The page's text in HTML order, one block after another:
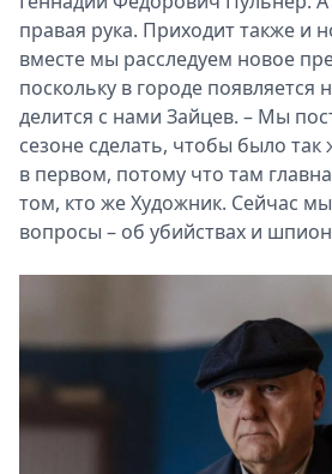
правая рука. Приходит также и
вместе мы расследуем новое
поскольку в городе появляется
делится с нами Зайцев. – Мы
сезоне сделать, чтобы было так
в первом, потому что там
том, кто же Художник. Сейчас
вопросы – об убийствах и